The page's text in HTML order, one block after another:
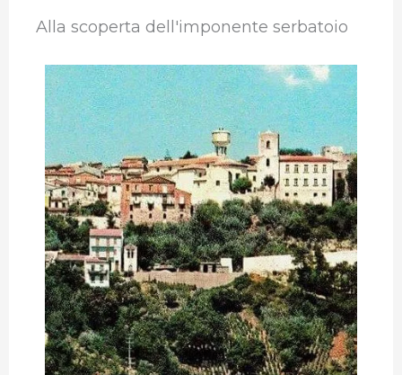
Alla scoperta dell'imponente serbatoio